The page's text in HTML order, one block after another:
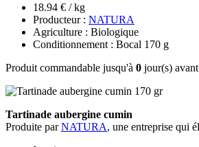
18.94 € / kg
Producteur : NATURA
Agriculture : Biologique
Conditionnement : Bocal 170 g
Produit commandable jusqu'à 0 jour(s)
Tartinade aubergine cumin
Produite parNATURA, une entreprise qui